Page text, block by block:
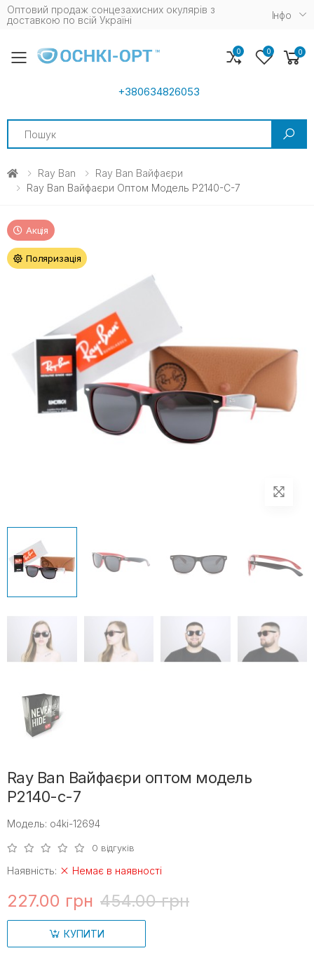
Оптовий продаж сонцезахисних окулярів з
доставкою по всій Україні
Iнфо
Toggle mobile menu
+380634826053
Search
0 0 0
Ray Ban
Ray Ban Вайфаєри
Ray Ban Вайфаєри Оптом Модель P2140-C-7
Акція
Поляризація
Ray Ban Вайфаєри оптом модель
P2140-c-7
Модель: o4ki-12694
0 відгуків
Наявність: Немає в наявності
227.00 грн 454.00 грн
КУПИТИ